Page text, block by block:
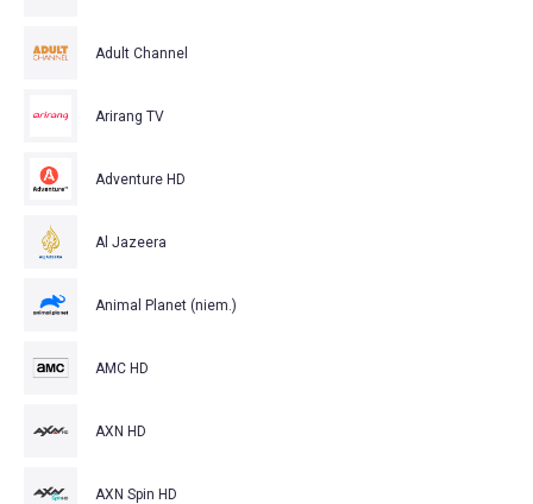
Adult Channel
Arirang TV
Adventure HD
Al Jazeera
Animal Planet (niem.)
AMC HD
AXN HD
AXN Spin HD